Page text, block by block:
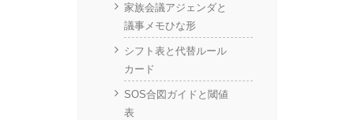
家族会議アジェンダと
議事メモひな形
シフト表と代替ルール
カード
SOS合図ガイドと閾値
表